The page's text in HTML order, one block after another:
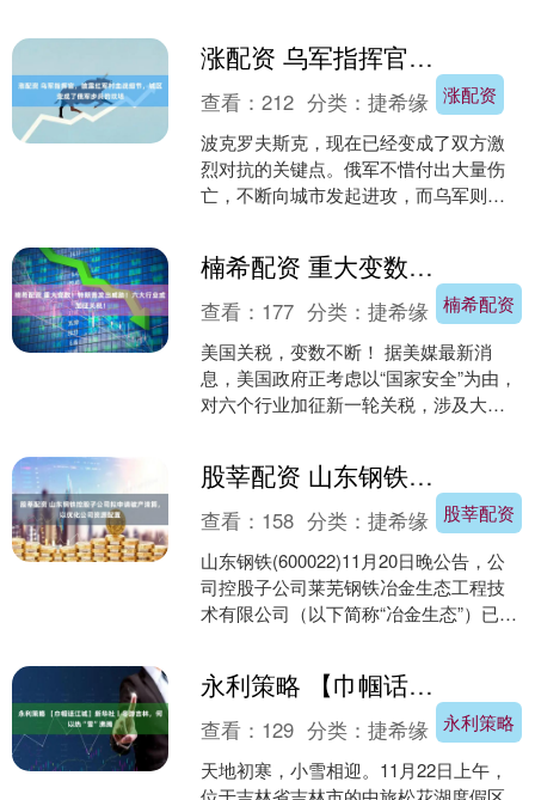
涨配资 乌军指挥官，披露红军村血战细节，城区变成了俄军步兵的坟场
涨配资
查看：212 分类：捷希缘
波克罗夫斯克，现在已经变成了双方激
烈对抗的关键点。俄军不惜付出大量伤
亡，不断向城市发起进攻，而乌军则拼
楠希配资 重大变数！特朗普发出威胁！六大行业或加征关税！
楠希配资
查看： 177 分类：捷希缘
美国关税，变数不断！ 据美媒最新消
息，美国政府正考虑以“国家安全”为由，
对六个行业加征新一轮关税，涉及大型
股莘配资 山东钢铁控股子公司拟申请破产清算，以优化公司资源配置
股莘配资
查看： 158 分类：捷希缘
山东钢铁(600022)11月20日晚公告，公
司控股子公司莱芜钢铁冶金生态工程技
术有限公司（以下简称“冶金生态”）已停
永利策略 【巾帼话江城】新华社丨冬游吉林，何以热“雪”沸腾
永利策略
查看： 129 分类：捷希缘
天地初寒，小雪相迎。11月22日上午，